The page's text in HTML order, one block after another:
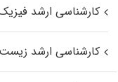
کارشناسی ارشد
کارشناسی ارشد